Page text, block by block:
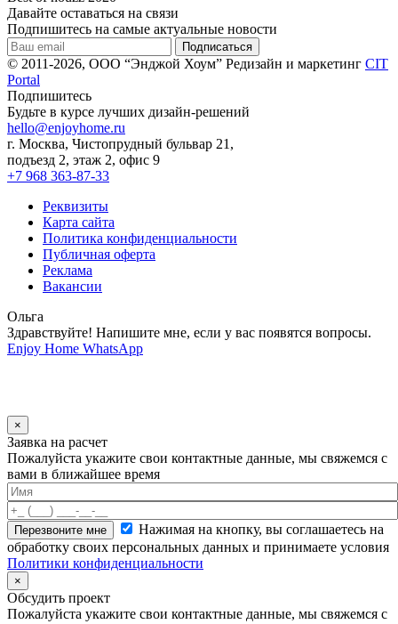
Давайте оставаться на связи
Подпишитесь на самые актуальные новости
© 2011-2026, ООО “Энджой Хоум” Редизайн и маркетинг CIT
Portal
Подпишитесь
Будьте в курсе лучших дизайн-решений
hello@enjoyhome.ru
г. Москва, Чистопрудный бульвар 21,
подъезд 2, этаж 2, офис 9
+7 968 363-87-33
Реквизиты
Карта сайта
Политика конфиденциальности
Публичная оферта
Реклама
Вакансии
Ольга
Здравствуйте! Напишите мне, если у вас появятся вопросы.
Enjoy Home WhatsApp
×
Заявка на расчет
Пожалуйста укажите свои контактные данные, мы свяжемся с
вами в ближайшее время
Нажимая на кнопку, вы соглашаетесь на
обработку своих персональных данных и принимаете условия
Политики конфиденциальности
×
Обсудить проект
Пожалуйста укажите свои контактные данные, мы свяжемся с